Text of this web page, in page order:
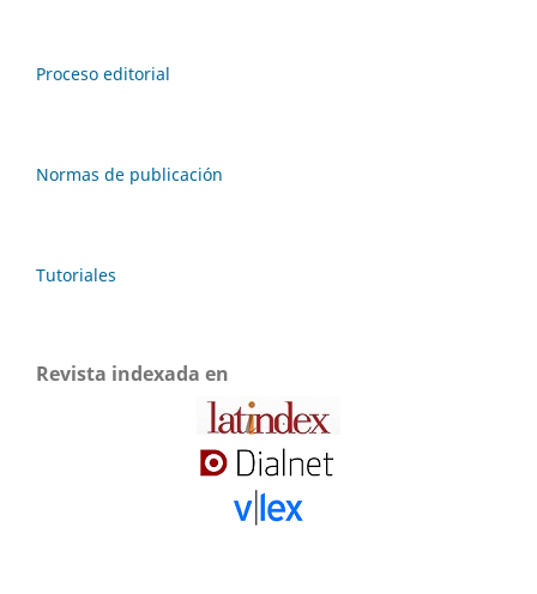
Proceso editorial
Normas de publicación
Tutoriales
Revista indexada en